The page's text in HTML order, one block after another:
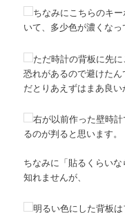
ちなみにこちらのキ
いて、多少色が濃くなっ
ただ時計の背板に先
恐れがあるので避けた
だとりあえずはまあ良い
右が以前作った壁時
るのが判ると思います。
ちなみに「貼るくらい
知れませんが、
明るい色にした背板